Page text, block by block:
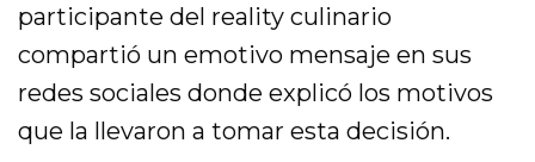
participante del reality culinario
compartió un emotivo mensaje en sus
redes sociales donde explicó los motivos
que la llevaron a tomar esta decisión.